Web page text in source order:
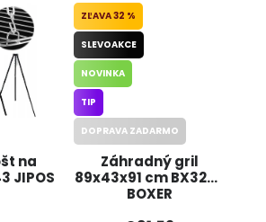
na
JIPOS
Záhradný gril
89x43x91 cm BX3226
BOXER
32 %
SLEVOAKCE
NOVINKA
TIP
DOPRAVA ZADARMO